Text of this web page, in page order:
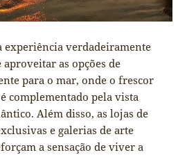
experiência verdadeiramente
as opções de
para o mar, onde o frescor
complementado pela vista
Além disso, as lojas de
e galerias de arte
a sensação de viver a